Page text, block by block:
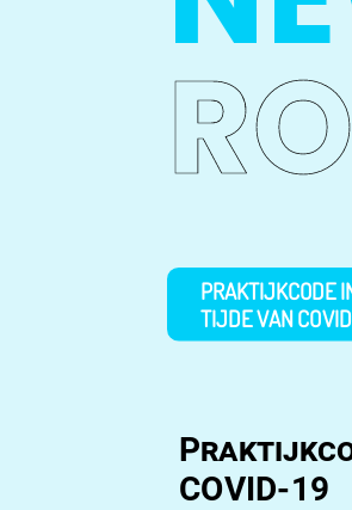
PRAKTIJKCODE
TIJDE VAN
COVID-19